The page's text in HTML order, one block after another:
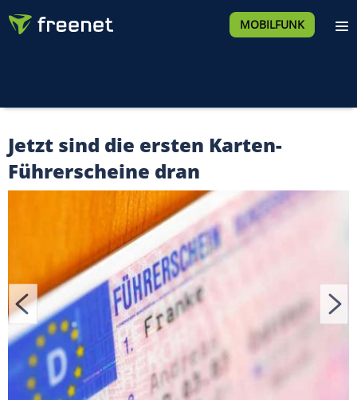
MOBILFUNK
Jetzt sind die ersten Karten-
Führerscheine dran